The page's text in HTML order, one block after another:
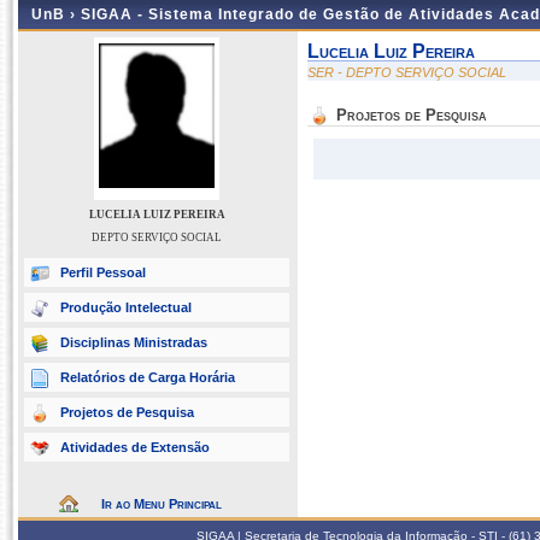
UnB › SIGAA - Sistema Integrado de Gestão de Atividades
LUCELIA LUIZ PEREIRA
DEPTO SERVIÇO SOCIAL
Perfil Pessoal
Produção Intelectual
Disciplinas Ministradas
Relatórios de Carga Horária
Projetos de Pesquisa
Atividades de Extensão
Ir ao Menu Principal
Lucelia Luiz Pereira
SER - DEPTO SERVIÇO SOCIAL
Projetos de Pesquisa
SIGAA | Secretaria de Tecnologia da Informação - STI -